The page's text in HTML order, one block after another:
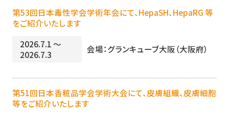
第53回日本毒性学会学術年会にて、HepaSH、HepaRG 等
をご紹介いたします
2026.7.1 ～
2026.7.3
会場：グランキューブ大阪（大阪府）
第51回日本香粧品学会学術大会にて、皮膚組織、皮膚細胞
等をご紹介いたします